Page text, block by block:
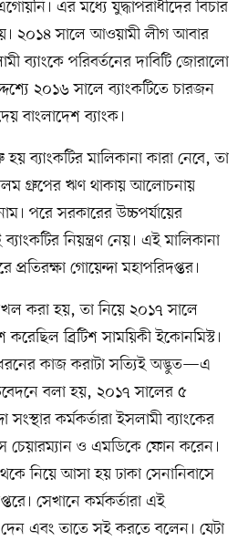
এর মধ্যে যুদ্ধাপরাধীদের বিচার
২০১৪ সালে আওয়ামী লীগ আবার
ব্যাংকে পরিবর্তনের দাবিটি জোরালো
২০১৬ সালে ব্যাংকটিতে চারজন
বাংলাদেশ ব্যাংক।
ব্যাংকটির মালিকানা কারা নেবে, তা
গ্রুপের ঋণ থাকায় আলোচনায়
পরে সরকারের উচ্চপর্যায়ের
নিয়ন্ত্রণ নেয়। এই মালিকানা
প্রতিরক্ষা গোয়েন্দা মহাপরিদপ্তর।
করা হয়, তা নিয়ে ২০১৭ সালে
করেছিল ব্রিটিশ সাময়িকী ইকোনমিস্ট।
কাজ করাটা সত্যিই অদ্ভুত—এ
বলা হয়, ২০১৭ সালের ৫
সংস্থার কর্মকর্তারা ইসলামী ব্যাংকের
চেয়ারম্যান ও এমডিকে ফোন করেন।
নিয়ে আসা হয় ঢাকা সেনানিবাসে
সেখানে কর্মকর্তারা এই
দেন এবং তাতে সই করতে বলেন। যেটা